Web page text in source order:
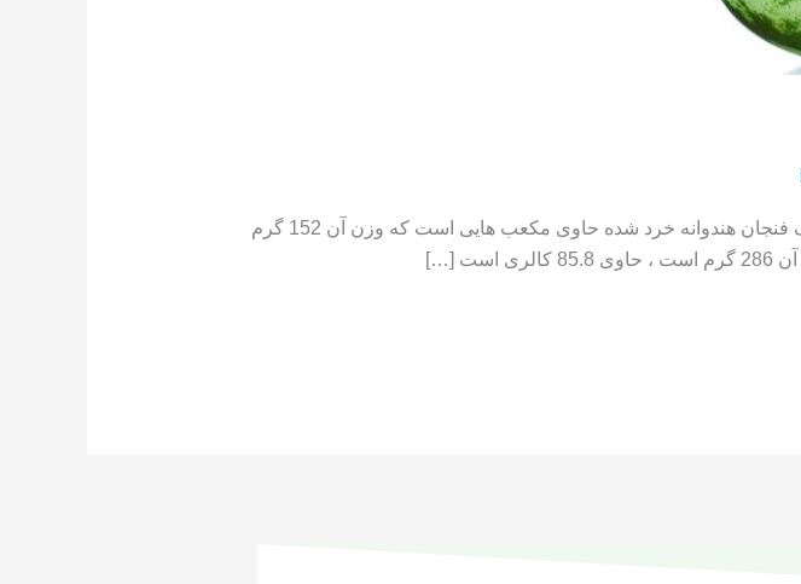
تعداد کالری موجود در هندوانه هندوانه دارای کالری کم است ،[١] در جایی که یک فنجان هندوانه خرد شده حاوی مکعب هایی است که وزن آن 152 گرم